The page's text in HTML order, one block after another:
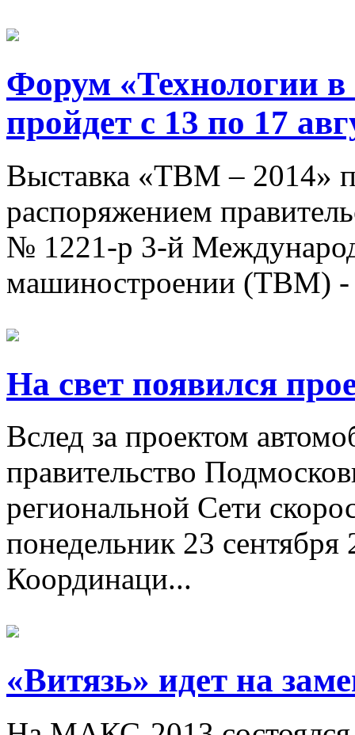
Форум «Технологии
пройдет с 13 по 17
Выставка «ТВМ – 2014»
распоряжением
№ 1221-р 3-й
машиностроении (ТВМ) -
На свет появился
Вслед за проектом
правительство
региональной Сети
понедельник 23 сентября
Координаци...
«Витязь» идет на